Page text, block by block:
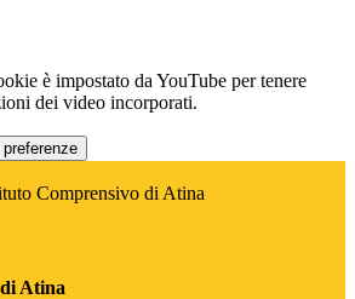
è impostato da YouTube per tenere
dei video incorporati.
Comprensivo di Atina
Atina